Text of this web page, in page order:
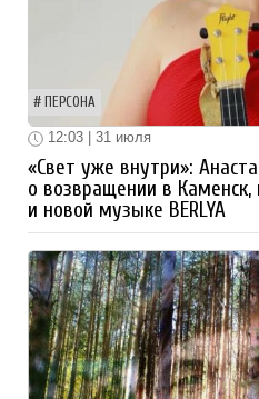
ПЕРСОНА
12:03 | 31 июля
«Свет уже внутри»:
о возвращении в
и новой музыке BERLYA